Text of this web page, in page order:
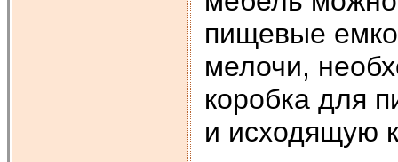
пищевые
мелочи,
коробка для
и исходящую